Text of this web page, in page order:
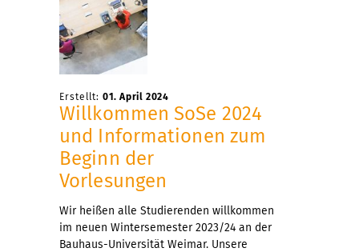
Erstellt: 01. April 2024
Willkommen SoSe 2024
und Informationen zum
Beginn der
Vorlesungen
Wir heißen alle Studierenden willkommen
im neuen Wintersemester 2023/24 an der
Bauhaus-Universität Weimar. Unsere